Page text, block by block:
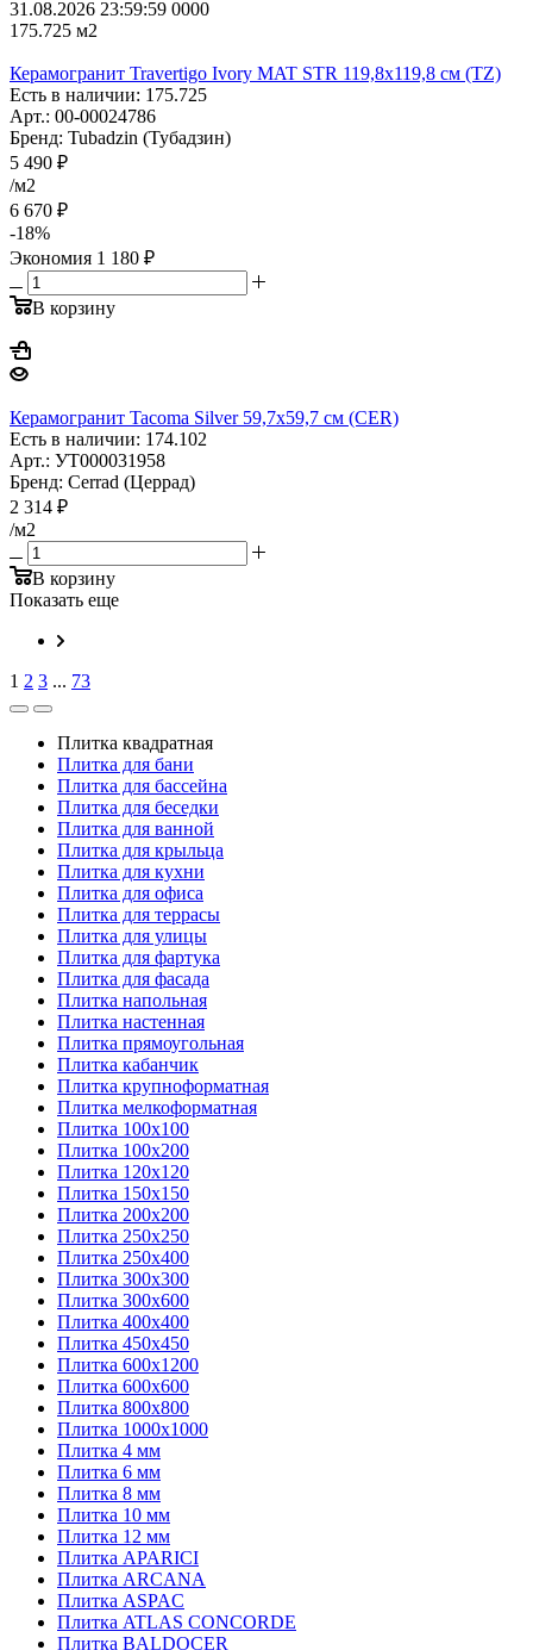
31.08.2026 23:59:59 0000
175.725 м2
Керамогранит Travertigo Ivory MAT STR 119,8x119,8 см (TZ)
Есть в наличии: 175.725
Арт.: 00-00024786
Бренд: Tubadzin (Тубадзин)
5 490 ₽
/м2
6 670 ₽
-18%
Экономия 1 180 ₽
В корзину
Керамогранит Tacoma Silver 59,7x59,7 см (CER)
Есть в наличии: 174.102
Арт.: УТ000031958
Бренд: Cerrad (Церрад)
2 314 ₽
/м2
В корзину
Показать еще
1 2 3 ... 73
Плитка квадратная
Плитка для бани
Плитка для бассейна
Плитка для беседки
Плитка для ванной
Плитка для крыльца
Плитка для кухни
Плитка для офиса
Плитка для террасы
Плитка для улицы
Плитка для фартука
Плитка для фасада
Плитка напольная
Плитка настенная
Плитка прямоугольная
Плитка кабанчик
Плитка крупноформатная
Плитка мелкоформатная
Плитка 100х100
Плитка 100х200
Плитка 120х120
Плитка 150х150
Плитка 200х200
Плитка 250х250
Плитка 250х400
Плитка 300х300
Плитка 300х600
Плитка 400х400
Плитка 450х450
Плитка 600х1200
Плитка 600х600
Плитка 800х800
Плитка 1000х1000
Плитка 4 мм
Плитка 6 мм
Плитка 8 мм
Плитка 10 мм
Плитка 12 мм
Плитка APARICI
Плитка ARCANA
Плитка ASPAC
Плитка ATLAS CONCORDE
Плитка BALDOCER